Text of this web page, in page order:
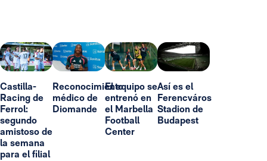
Castilla-
Racing de
Ferrol:
segundo
amistoso de
la semana
para el filial
Reconocimiento
médico de
Diomande
El equipo se
entrenó en
el Marbella
Football
Center
Así es el
Ferencváros
Stadion de
Budapest